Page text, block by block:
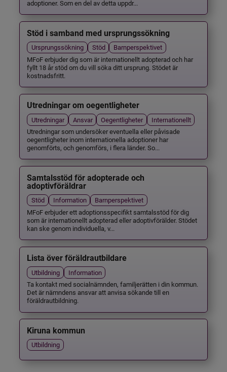
adoptioner. Som en del av detta uppdr...
Stöd i samband med ursprungssökning
Ursprungssökning Stöd
Barnperspektivet
MFoF erbjuder dig som är internationellt adopterad och har
fyllt 18 år stöd om du vill söka ditt ursprung. Stödet är
kostnadsfritt.
Utredningar om oegentligheter
Utredningar Ansvar Oegentligheter
Internationellt
Utredningar som undersöker eventuella eller påvisade
oegentligheter inom internationella adoptioner har
genomförts, och genomförs, i flera länder. So...
Samtalsstöd för adopterade och
adoptivföräldrar
Stöd Information
Barnperspektivet
MFoF erbjuder ett adoptionsspecifikt samtalsstöd för dig
som är internationellt adopterad eller adoptivförälder. Stödet
kan ske genom individuella, v...
Lista över föräldrautbildare
Utbildning
Information
Ta kontakt med socialnämnden, familjerätten i din kommun.
Det är nämndens ansvar att anvisa sökande till en
föräldrautbildning.
Kiruna kommun
Utbildning